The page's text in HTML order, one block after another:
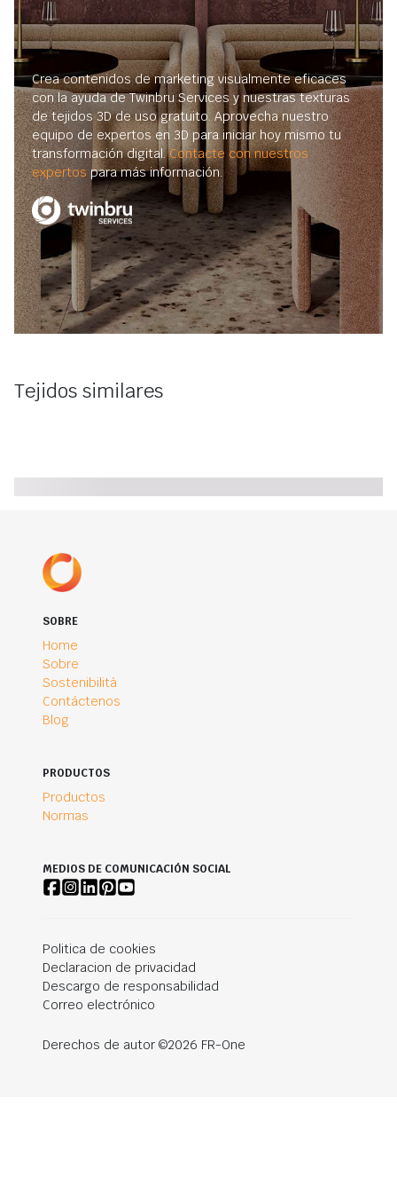
Crea contenidos de marketing visualmente eficaces
con la ayuda de Twinbru Services y nuestras texturas
de tejidos 3D de uso gratuito. Aprovecha nuestro
equipo de expertos en 3D para iniciar hoy mismo tu
transformación digital.Contacte con nuestros
expertos para más información.
Tejidos similares
SOBRE
Home
Sobre
Sostenibilità
Contáctenos
Blog
PRODUCTOS
Productos
Normas
MEDIOS DE COMUNICACIÓN SOCIAL
Politica de cookies
Declaracion de privacidad
Descargo de responsabilidad
Correo electrónico
Derechos de autor ©2026 FR-One